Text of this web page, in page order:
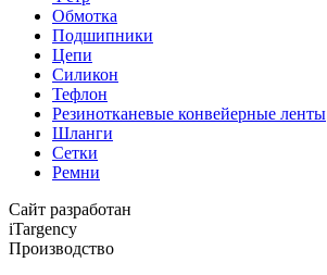
Обмотка
Подшипники
Цепи
Силикон
Тефлон
Резинотканевые конвейерные ленты
Шланги
Сетки
Ремни
Сайт разработан
iTargency
Производство